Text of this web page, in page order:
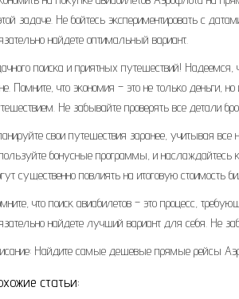
задаче. Не бойтесь экспериментировать с
найдете оптимальный вариант.
поиска и приятных путешествий!
Помните, что экономия – это не только деньги,
Не забывайте проверять все детали
свои путешествия заранее, учитывая
бонусные программы, и
существенно повлиять на итоговую стоимость
что поиск авиабилетов – это процесс,
найдете лучший вариант для себя. Не
Найдите самые дешевые прямые рейсы
статьи: